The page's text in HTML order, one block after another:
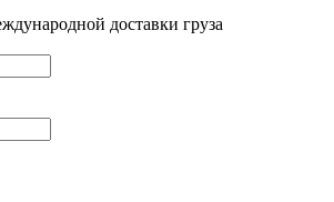
доставки груза